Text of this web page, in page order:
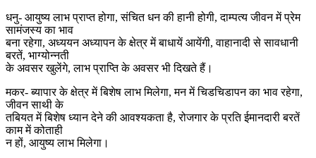
धनु- आयुष्य लाभ प्राप्त होगा, संचित धन की हानी होगी, दाम्पत्य जीवन में प्रेम
सामंजस्य का भाव
बना रहेगा, अध्ययन अध्यापन के क्षेत्र में बाधायें आयेंगी, वाहानादी से सावधानी
बरतें, भाग्योन्नती
के अवसर खुलेंगे, लाभ प्राप्ति के अवसर भी दिखते हैं।
मकर- ब्यापार के क्षेत्र में बिशेष लाभ मिलेगा, मन में चिडचिडापन का भाव रहेगा,
जीवन साथी के
तबियत में बिशेष ध्यान देने की आवश्यकता है, रोजगार के प्रति ईमानदारी बरतें
काम में कोताही
न हों, आयुष्य लाभ मिलेगा।